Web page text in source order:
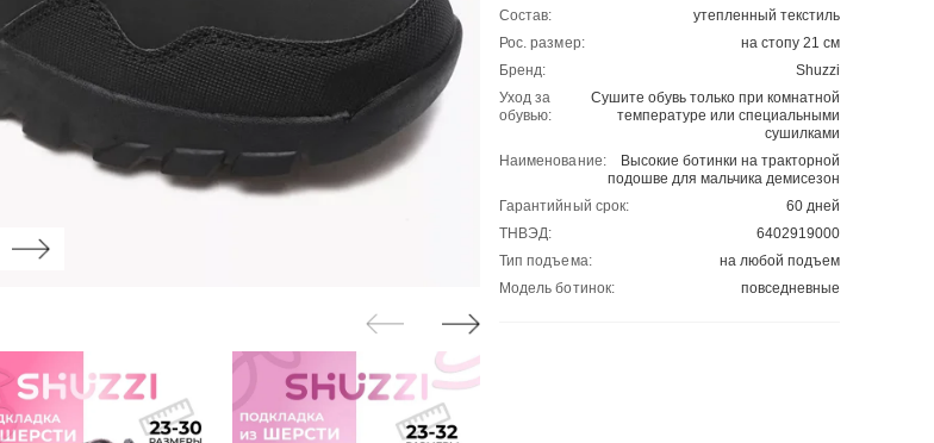
Состав:
утепленный текстиль
Рос. размер:
на стопу 21 см
Бренд:
Shuzzi
Уход за
обувью:
Сушите обувь только при комнатной
температуре или специальными
сушилками
Наименование:
Высокие ботинки на тракторной
подошве для мальчика демисезон
Гарантийный срок:
60 дней
ТНВЭД:
6402919000
Тип подъема:
на любой подъем
Модель ботинок:
повседневные